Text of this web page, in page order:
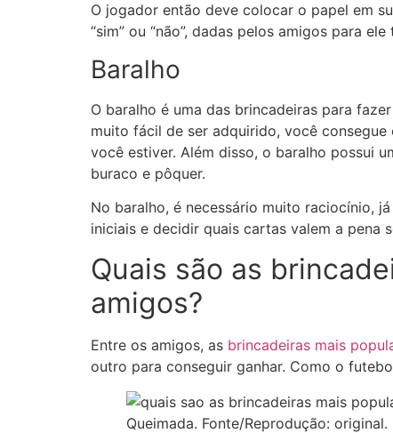
O jogador então deve colocar o papel em
“sim” ou “não”, dadas pelos amigos para
Baralho
O baralho é uma das brincadeiras para
muito fácil de ser adquirido, você
você estiver. Além disso, o baralho possui
buraco e pôquer.
No baralho, é necessário muito raciocínio,
iniciais e decidir quais cartas valem a pena
Quais são as
amigos?
Entre os amigos, as brincadeiras mais
outro para conseguir ganhar. Como o
Queimada. Fonte/Reprodução: original.